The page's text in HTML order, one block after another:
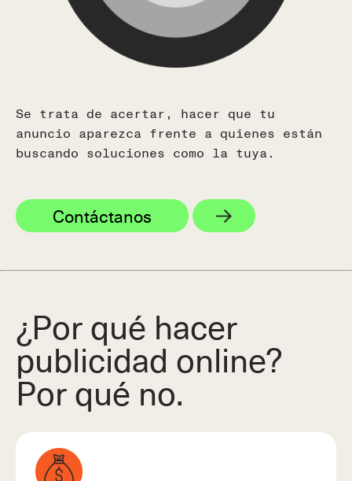
Calle Real, 59, 29680
Estepona, Málaga, España
Colombia
Ecuador y Chile
Se trata de acertar, hacer que tu
anuncio aparezca frente a quienes están
buscando soluciones como la tuya.
Contáctanos
¿Por qué hacer
publicidad online?
Por qué no.